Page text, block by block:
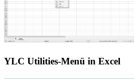
YLC Utilities-Menü in Excel